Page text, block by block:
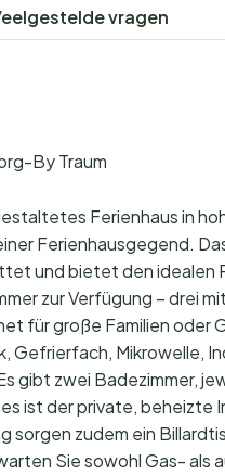
vragen
By Traum
Ferienhaus in
Ferienhausgegend.
und bietet den idealen
zur Verfügung – drei
für große Familien oder
Gefrierfach, Mikrowelle,
gibt zwei Badezimmer,
ist der private, beheizte
sorgen zudem ein
Sie sowohl Gas- als